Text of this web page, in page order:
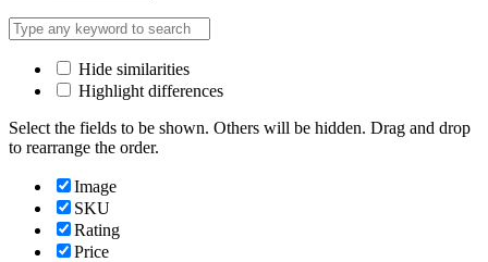
Hide similarities
Highlight differences
Select the fields to be shown. Others will be hidden. Drag and drop
to rearrange the order.
Image
SKU
Rating
Price